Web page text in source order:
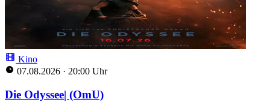
Kino
07.08.2026 · 20:00 Uhr
Die Odyssee| (OmU)